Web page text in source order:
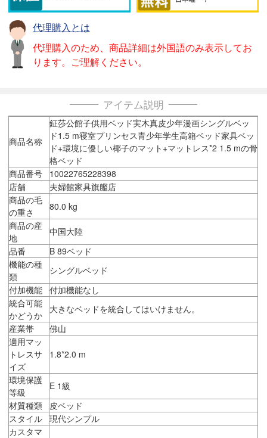
代理購入とは
代理購入のため、商品詳細は外国語のみ表示してお
ります。ご理解ください。
アイテム説明
商品名称
鉦莎公館子供用ベッド実木真皮少年漫画シングルベッ
ド1.5 m寝室プリンセス青少年学生高箱ベッド家具ベッ
ド+環境に優しい椰子のマット+マットレス*2 1.5 mの骨
格ベッド
商品番号
10022765228398
店舗
夫婦館家具旗艦店
商品の毛
の重さ
80.0 kg
商品の産
地
中国大陸
品番
B 89ベッド
機能の種
類
シングルベッド
付加機能
付加機能なし
統合可能
かどうか
大きなベッドを統合してはいけません。
産業帯
佛山
適用マッ
トレスサ
イズ
1.8*2.0 m
環境保護
等級
E 1級
材質種類
皮ベッド
スタイル
現代シンプル
カスタマ